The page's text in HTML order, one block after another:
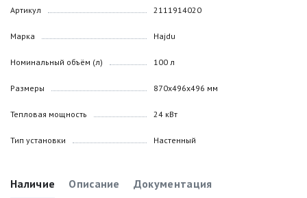
Артикул
Марка
Номинальный объём (л)
Размеры
Тепловая мощность
Тип установки
2111914020
Hajdu
100 л
870х496х496 мм
24 кВт
Настенный
Наличие Описание Документация